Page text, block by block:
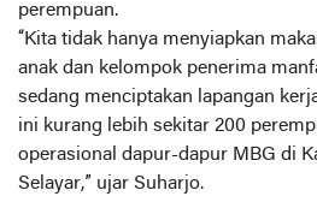
perempuan.
‎“Kita tidak hanya menyiapkan
anak dan kelompok penerima
sedang menciptakan lapangan
ini kurang lebih sekitar 200
operasional dapur-dapur MBG di
Selayar,” ujar Suharjo.